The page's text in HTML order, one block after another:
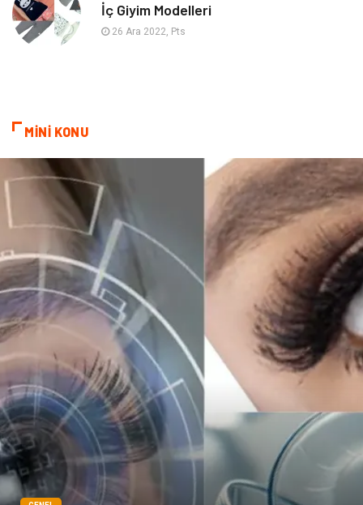
Endüstriyel Ürünler
Dernekler ve Birlikler Pazarlama
Bebek Giyim Bakım
Markalar Kültür
Periyodik Kontrol Spor Malzemeleri
İthalat İhracat Kiralama Servisleri
Alüminyum Restaurant
İç Giyim Modelleri
26 Ara 2022, Pts
MİNİ KONU